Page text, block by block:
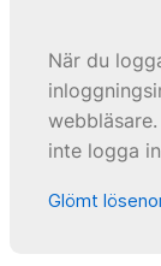
När du
inte logga
Glömt